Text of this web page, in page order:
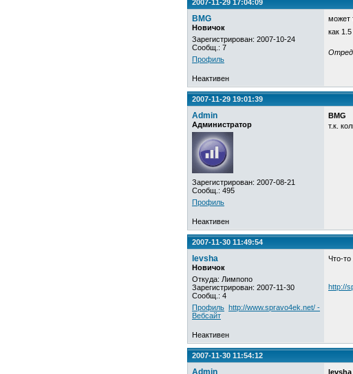
2007-11-29 17:04:09
BMG
Новичок
Зарегистрирован: 2007-10-24
Сообщ.: 7
Профиль
может
как
Неактивен
2007-11-29 19:01:39
Admin
Администратор
Зарегистрирован: 2007-08-21
Сообщ.: 495
Профиль
BMG
т.к.
Неактивен
2007-11-30 11:49:54
levsha
Новичок
Откуда: Лимпопо
Зарегистрирован: 2007-11-30
Сообщ.: 4
Профиль http://www.spravo4ek.net/ -
Вебсайт
Что-
http://
Неактивен
2007-11-30 11:54:12
Admin
levsha